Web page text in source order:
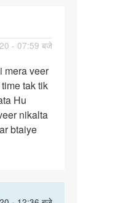
- 07:59 बजे
mera veer
tak tik
Hu
nikalta
btaiye